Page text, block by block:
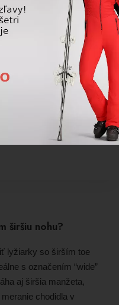
začnú bolieť
je najčastejšie
lýtka, nesprávnym
napätím. Pomôcť
jazdy a pravidelné
širšiu nohu?
lyžiarky so širším toe
s označením “wide”
aj širšia manžeta,
chodidla v